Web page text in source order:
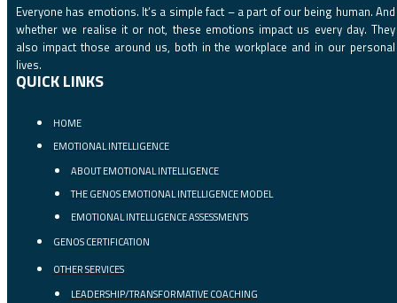
Everyone has emotions. It‘s a simple fact – a part of our being human. And
whether we realise it or not, these emotions impact us every day. They
also impact those around us, both in the workplace and in our personal
lives.
QUICK LINKS
HOME
EMOTIONAL INTELLIGENCE
ABOUT EMOTIONAL INTELLIGENCE
THE GENOS EMOTIONAL INTELLIGENCE MODEL
EMOTIONAL INTELLIGENCE ASSESSMENTS
GENOS CERTIFICATION
OTHER SERVICES
LEADERSHIP/TRANSFORMATIVE COACHING